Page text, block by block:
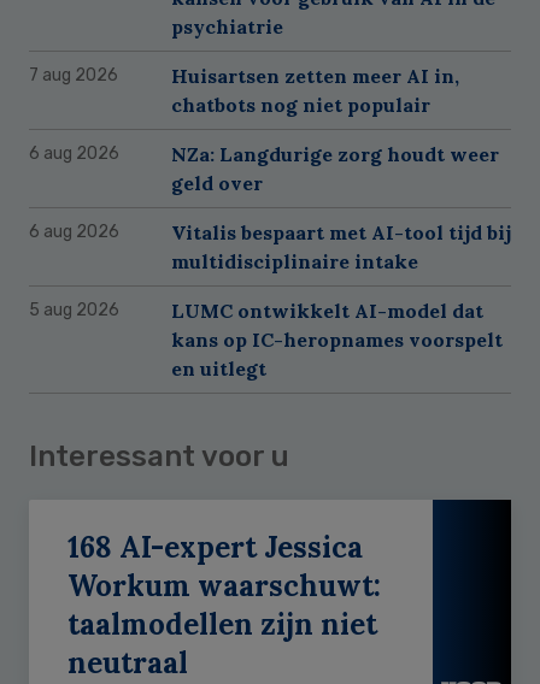
psychiatrie
7 aug 2026
Huisartsen zetten meer AI in,
chatbots nog niet populair
6 aug 2026
NZa: Langdurige zorg houdt weer
geld over
6 aug 2026
Vitalis bespaart met AI-tool tijd bij
multidisciplinaire intake
5 aug 2026
LUMC ontwikkelt AI-model dat
kans op IC-heropnames voorspelt
en uitlegt
Interessant voor u
168 AI-expert Jessica
Workum waarschuwt:
taalmodellen zijn niet
neutraal